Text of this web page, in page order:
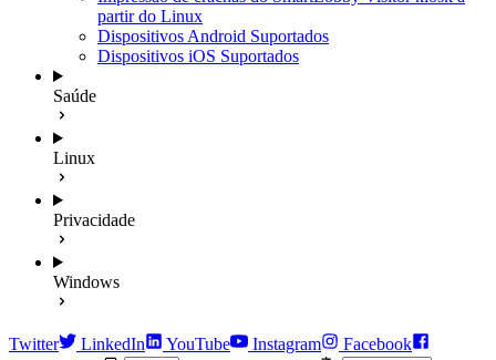
partir do Linux
Dispositivos Android Suportados
Dispositivos iOS Suportados
Saúde
Linux
Privacidade
Windows
Twitter LinkedIn YouTube Instagram
Facebook